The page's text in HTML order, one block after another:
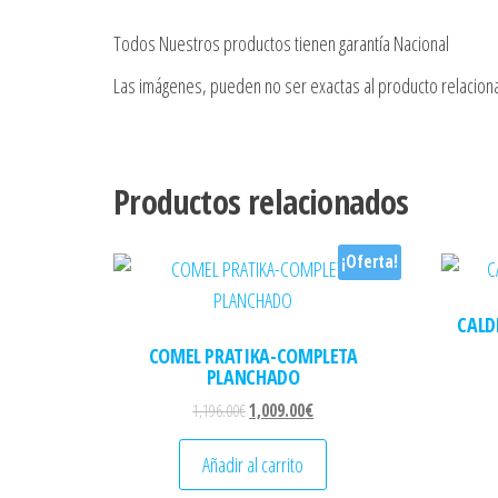
Todos Nuestros productos tienen garantía Nacional
Las imágenes, pueden no ser exactas al producto
Productos relacionados
¡Oferta!
COMEL PRATIKA-COMPLETA
PLANCHADO
1,196.00€El precio original era: 1,196.00€.
1,009.00€El precio actual es: 1,009.00€.
Añadir al carrito